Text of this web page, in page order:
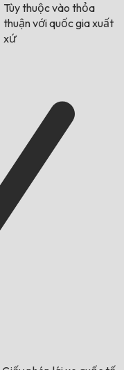
Tùy thuộc vào thỏa
thuận với quốc gia xuất
xứ